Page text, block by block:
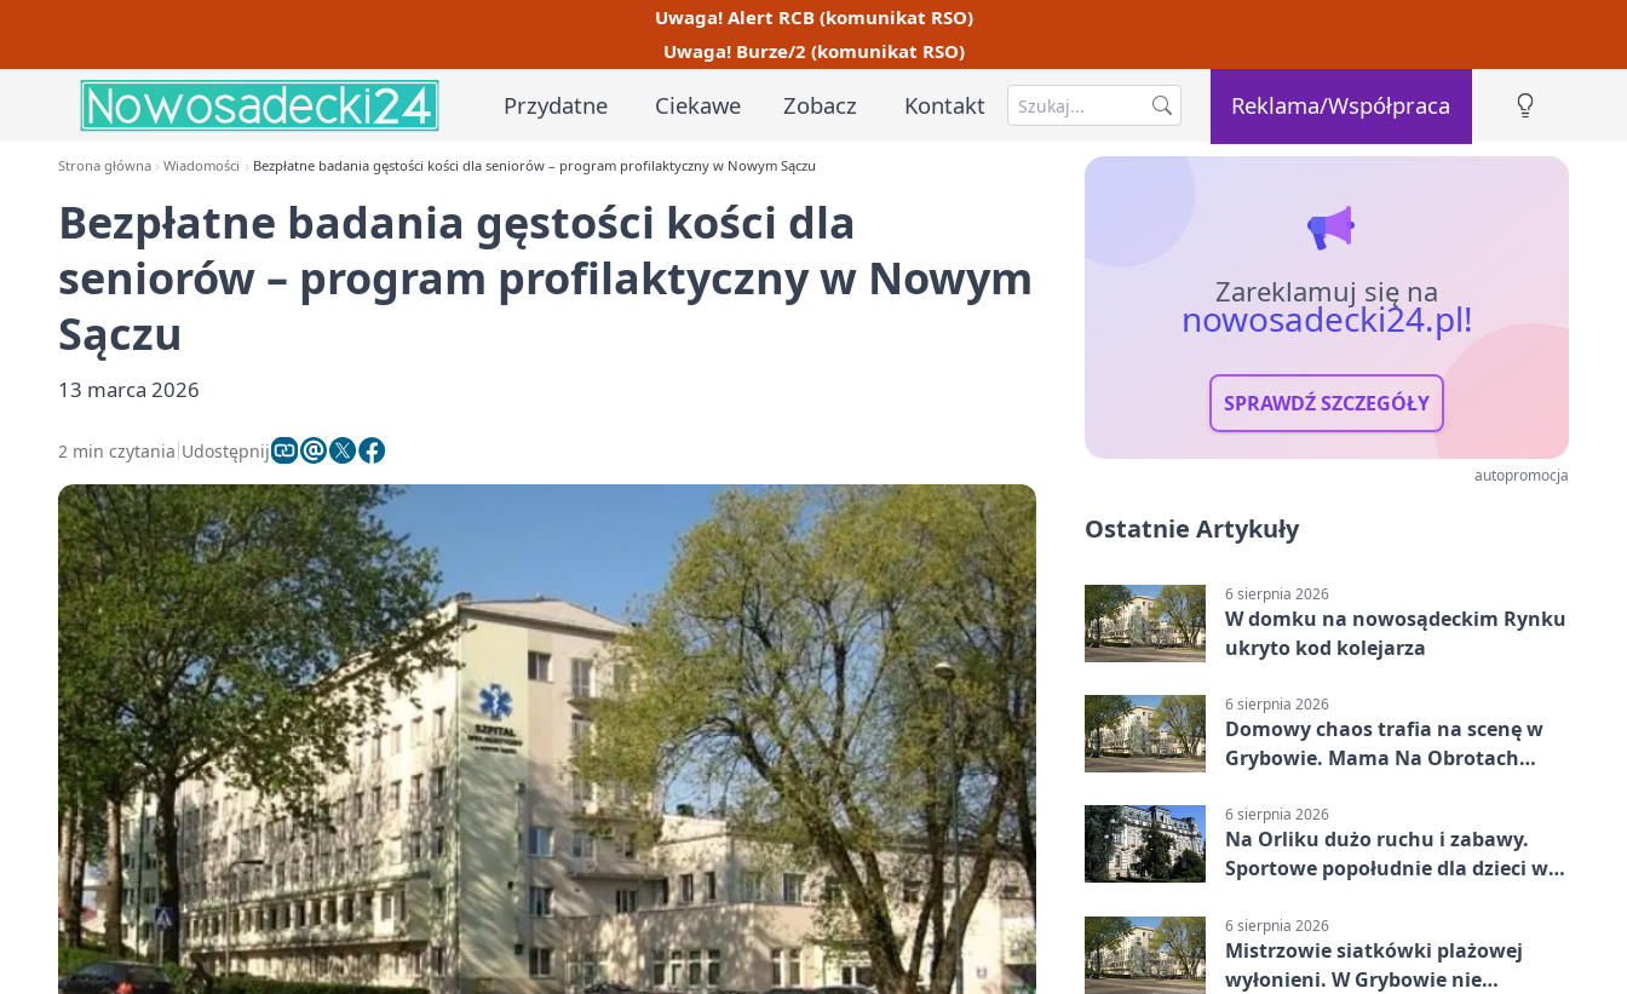
Uwaga! Alert RCB (komunikat RSO)
Uwaga! Burze/2 (komunikat RSO)
Przydatne Ciekawe Zobacz Kontakt Reklama/Współpraca
Strona główna Wiadomości Bezpłatne badania gęstości kości dla seniorów – program profilaktyczny w Nowym Sączu
Bezpłatne badania gęstości kości dla
seniorów – program profilaktyczny w Nowym
Sączu
13 marca 2026
2 min czytania Udostępnij
Zareklamuj się na
nowosadecki24.pl!
SPRAWDŹ SZCZEGÓŁY
autopromocja
Ostatnie Artykuły
6 sierpnia 2026
W domku na nowosądeckim Rynku
ukryto kod kolejarza
6 sierpnia 2026
Domowy chaos trafia na scenę w
Grybowie. Mama Na Obrotach
6 sierpnia 2026
Na Orliku dużo ruchu i zabawy.
Sportowe popołudnie dla dzieci w
6 sierpnia 2026
Mistrzowie siatkówki plażowej
wyłonieni. W Grybowie nie